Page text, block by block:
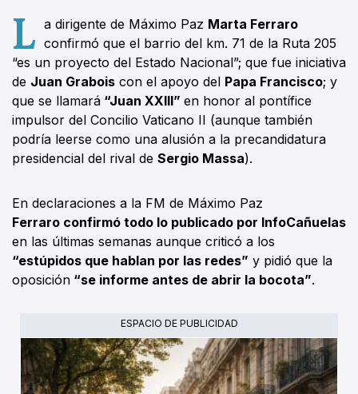
L a dirigente de Máximo Paz Marta Ferraro
confirmó que el barrio del km. 71 de la Ruta 205
“es un proyecto del Estado Nacional”; que fue iniciativa
de Juan Grabois con el apoyo del Papa Francisco; y
que se llamará “Juan XXIII” en honor al pontífice
impulsor del Concilio Vaticano II (aunque también
podría leerse como una alusión a la precandidatura
presidencial del rival de Sergio Massa).
En declaraciones a la FM de Máximo Paz
Ferraro confirmó todo lo publicado por InfoCañuelas
en las últimas semanas aunque criticó a los
“estúpidos que hablan por las redes” y pidió que la
oposición “se informe antes de abrir la bocota”.
ESPACIO DE PUBLICIDAD